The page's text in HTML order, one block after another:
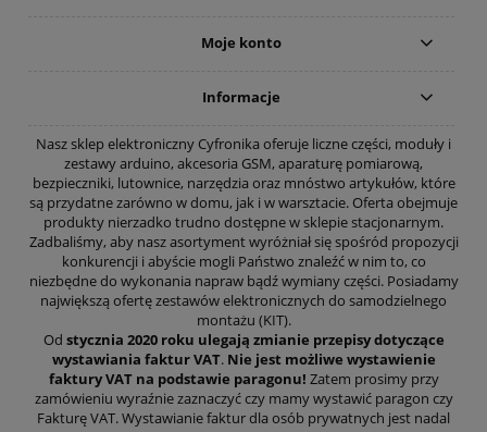
Moje konto
Informacje
Nasz sklep elektroniczny Cyfronika oferuje liczne części, moduły i
zestawy arduino, akcesoria GSM, aparaturę pomiarową,
bezpieczniki, lutownice, narzędzia oraz mnóstwo artykułów, które
są przydatne zarówno w domu, jak i w warsztacie. Oferta obejmuje
produkty nierzadko trudno dostępne w sklepie stacjonarnym.
Zadbaliśmy, aby nasz asortyment wyróżniał się spośród propozycji
konkurencji i abyście mogli Państwo znaleźć w nim to, co
niezbędne do wykonania napraw bądź wymiany części. Posiadamy
największą ofertę zestawów elektronicznych do samodzielnego
montażu (KIT).
Od stycznia 2020 roku ulegają zmianie przepisy dotyczące
wystawiania faktur VAT. Nie jest możliwe wystawienie
faktury VAT na podstawie paragonu! Zatem prosimy przy
zamówieniu wyraźnie zaznaczyć czy mamy wystawić paragon czy
Fakturę VAT. Wystawianie faktur dla osób prywatnych jest nadal